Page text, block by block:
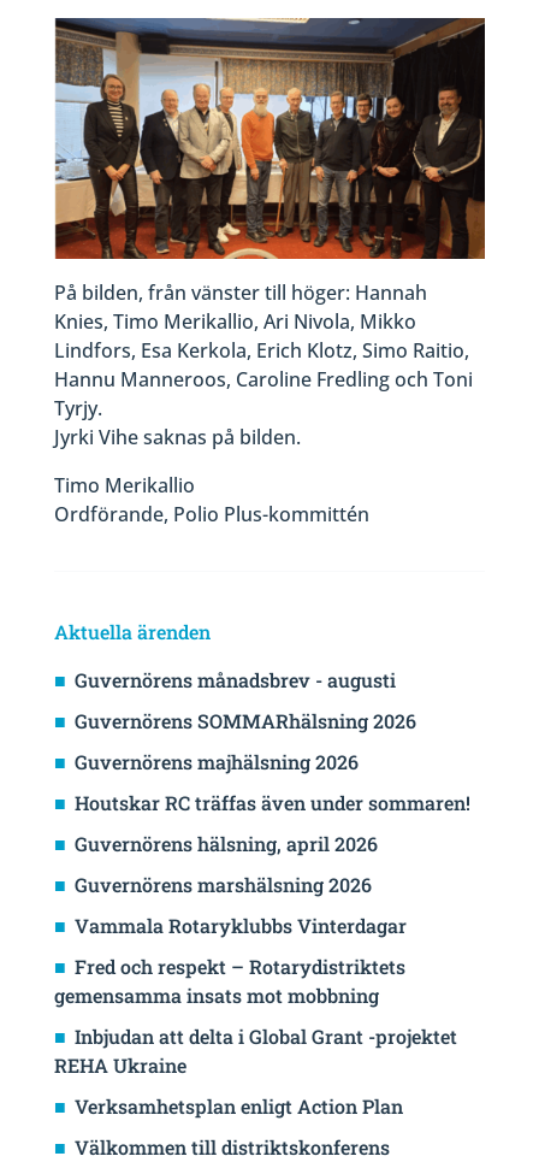
På bilden, från vänster till höger: Hannah
Knies, Timo Merikallio, Ari Nivola, Mikko
Lindfors, Esa Kerkola, Erich Klotz, Simo Raitio,
Hannu Manneroos, Caroline Fredling och Toni
Tyrjy.
Jyrki Vihe saknas på bilden.
Timo Merikallio
Ordförande, Polio Plus-kommittén
Aktuella ärenden
Guvernörens månadsbrev - augusti
Guvernörens SOMMARhälsning 2026
Guvernörens majhälsning 2026
Houtskar RC träffas även under sommaren!
Guvernörens hälsning, april 2026
Guvernörens marshälsning 2026
Vammala Rotaryklubbs Vinterdagar
Fred och respekt – Rotarydistriktets
gemensamma insats mot mobbning
Inbjudan att delta i Global Grant -projektet
REHA Ukraine
Verksamhetsplan enligt Action Plan
Välkommen till distriktskonferens